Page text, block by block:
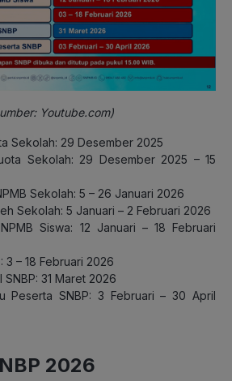
Youtube.com)
Sekolah: 29 Desember 2025
Sekolah: 29 Desember 2025 – 15
Sekolah: 5 – 26 Januari 2026
Sekolah: 5 Januari – 2 Februari 2026
Siswa: 12 Januari – 18 Februari
3 – 18 Februari 2026
SNBP: 31 Maret 2026
Peserta SNBP: 3 Februari – 30 April
2026